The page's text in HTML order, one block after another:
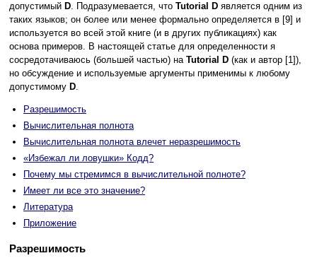
допустимый D. Подразумевается, что Tutorial D является одним из
таких языков; он более или менее формально определяется в [9] и
используется во всей этой книге (и в других публикациях) как
основа примеров. В настоящей статье для определенности я
сосредотачиваюсь (большей частью) на Tutorial D (как и автор [1]),
но обсуждение и используемые аргументы применимы к любому
допустимому D.
Разрешимость
Вычислительная полнота
Вычислительная полнота влечет неразрешимость
«Избежал ли ловушки» Кодд?
Почему мы стремимся в вычислительной полноте?
Имеет ли все это значение?
Литература
Приложение
Разрешимость